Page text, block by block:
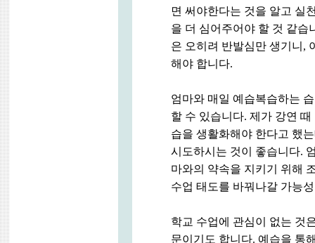
면 써야한다는 것을 알고 실
을 더 심어주어야 할 것 같습
은 오히려 반발심만 생기니,
해야 합니다.
엄마와 매일 예습복습하는
할 수 있습니다. 제가 강연
습을 생활화해야 한다고 했
시도하시는 것이 좋습니다.
마와의 약속을 지키기 위해
수업 태도를 바꿔나갈 가능
학교 수업에 관심이 없는 것
문이기도 합니다. 예습을 통